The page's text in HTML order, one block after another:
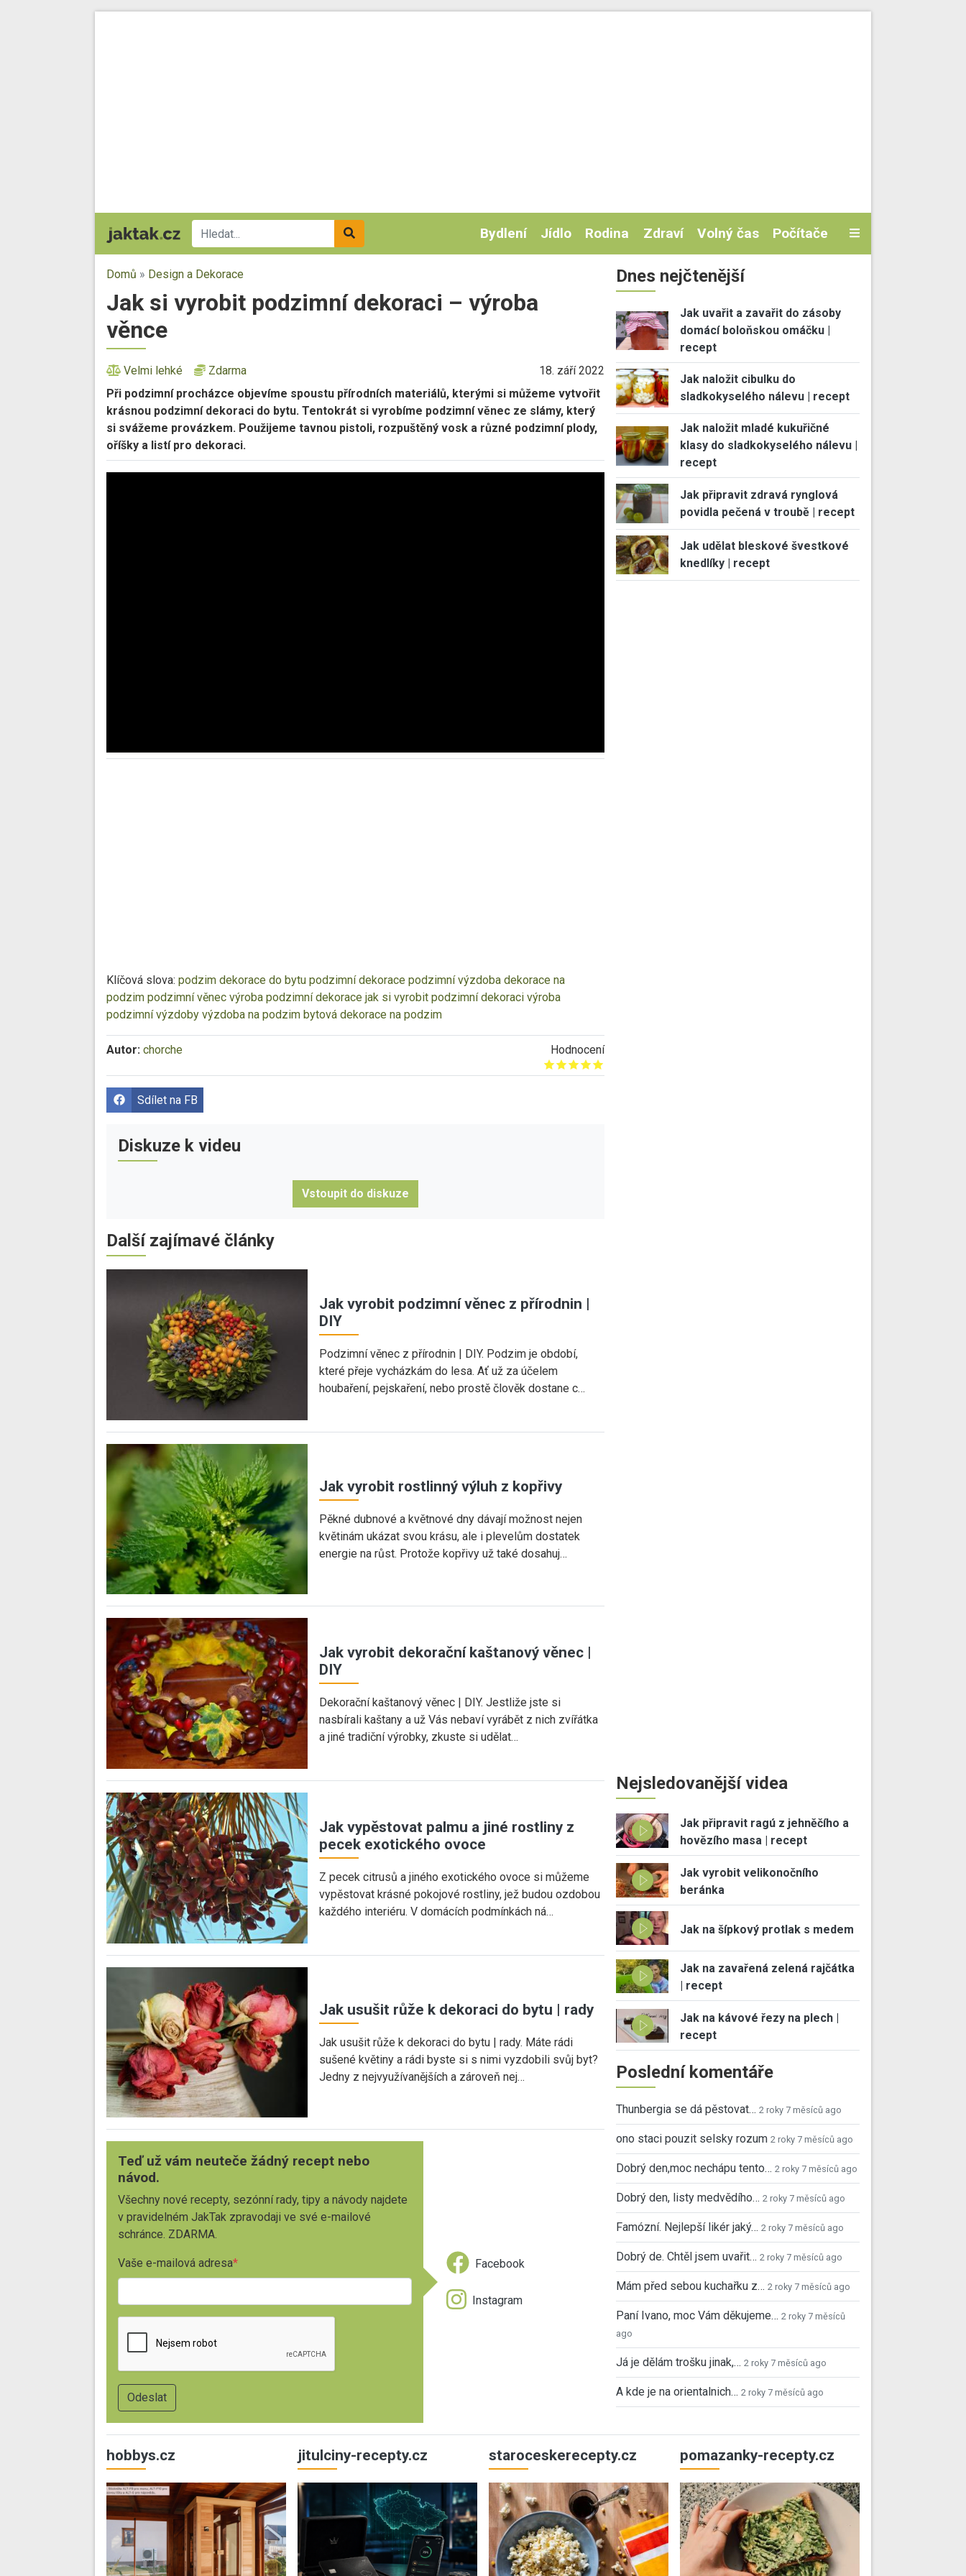
Bydlení Jídlo Rodina Zdraví Volný čas Počítače
Domů » Design a Dekorace
Jak si vyrobit podzimní dekoraci – výroba
věnce
Velmi lehké Zdarma
18. září 2022
Při podzimní procházce objevíme spoustu přírodních materiálů, kterými si můžeme vytvořit
krásnou podzimní dekoraci do bytu. Tentokrát si vyrobíme podzimní věnec ze slámy, který
si svážeme provázkem. Použijeme tavnou pistoli, rozpuštěný vosk a různé podzimní plody,
oříšky a listí pro dekoraci.
Klíčová slova: podzim dekorace do bytu podzimní dekorace podzimní výzdoba dekorace na
podzim podzimní věnec výroba podzimní dekorace jak si vyrobit podzimní dekoraci výroba
podzimní výzdoby výzdoba na podzim bytová dekorace na podzim
Autor: chorche
Hodnocení
Give it 1/5
Give it 2/5
Give it 3/5
Give it 4/5
Give it 5/5
Sdílet na FB
Diskuze k videu
Vstoupit do diskuze
Další zajímavé články
Jak vyrobit podzimní věnec z přírodnin |
DIY
Podzimní věnec z přírodnin | DIY. Podzim je období,
které přeje vycházkám do lesa. Ať už za účelem
houbaření, pejskaření, nebo prostě člověk dostane c…
Jak vyrobit rostlinný výluh z kopřivy
Pěkné dubnové a květnové dny dávají možnost nejen
květinám ukázat svou krásu, ale i plevelům dostatek
energie na růst. Protože kopřivy už také dosahuj…
Jak vyrobit dekorační kaštanový věnec |
DIY
Dekorační kaštanový věnec | DIY. Jestliže jste si
nasbírali kaštany a už Vás nebaví vyrábět z nich zvířátka
a jiné tradiční výrobky, zkuste si udělat…
Jak vypěstovat palmu a jiné rostliny z
pecek exotického ovoce
Z pecek citrusů a jiného exotického ovoce si můžeme
vypěstovat krásné pokojové rostliny, jež budou ozdobou
každého interiéru. V domácích podmínkách ná…
Jak usušit růže k dekoraci do bytu | rady
Jak usušit růže k dekoraci do bytu | rady. Máte rádi
sušené květiny a rádi byste si s nimi vyzdobili svůj byt?
Jedny z nejvyužívanějších a zároveň nej…
Teď už vám neuteče žádný recept nebo
návod.
Všechny nové recepty, sezónní rady, tipy a návody najdete
v pravidelném JakTak zpravodaji ve své e-mailové
schránce. ZDARMA.
Vaše e-mailová adresa Facebook
Instagram
Dnes nejčtenější
Jak uvařit a zavařit do zásoby
domácí boloňskou omáčku |
recept
Jak naložit cibulku do
sladkokyselého nálevu | recept
Jak naložit mladé kukuřičné
klasy do sladkokyselého nálevu |
recept
Jak připravit zdravá rynglová
povidla pečená v troubě | recept
Jak udělat bleskové švestkové
knedlíky | recept
Nejsledovanější videa
Jak připravit ragú z jehněčího a
hovězího masa | recept
Jak vyrobit velikonočního
beránka
Jak na šípkový protlak s medem
Jak na zavařená zelená rajčátka
| recept
Jak na kávové řezy na plech |
recept
Poslední komentáře
Thunbergia se dá pěstovat… 2 roky 7 měsíců ago
ono staci pouzit selsky rozum 2 roky 7 měsíců ago
Dobrý den,moc nechápu tento… 2 roky 7 měsíců ago
Dobrý den, listy medvědího… 2 roky 7 měsíců ago
Famózní. Nejlepší likér jaký… 2 roky 7 měsíců ago
Dobrý de. Chtěl jsem uvařit… 2 roky 7 měsíců ago
Mám před sebou kuchařku z… 2 roky 7 měsíců ago
Paní Ivano, moc Vám děkujeme… 2 roky 7 měsíců
ago
Já je dělám trošku jinak,… 2 roky 7 měsíců ago
A kde je na orientalnich… 2 roky 7 měsíců ago
hobbys.cz jitulciny-recepty.cz staroceskerecepty.cz pomazanky-recepty.cz